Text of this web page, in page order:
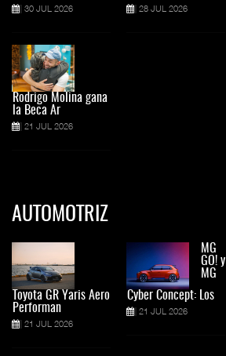
30 JUL 2026
Rodrigo Molina gana
la Beca Ar
21 JUL 2026
28 JUL 2026
AUTOMOTRIZ
Toyota GR Yaris Aero
Performan
21 JUL 2026
MG
GO! y
MG
Cyber Concept: Los
21 JUL 2026